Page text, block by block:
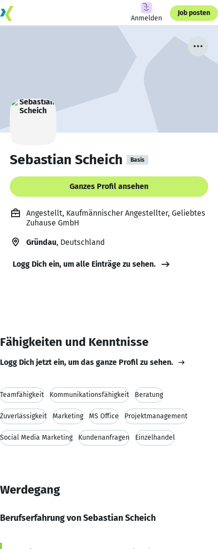
Anmelden
Job posten
Sebastian Scheich Basis
Ganzes Profil ansehen
Angestellt, Kaufmännischer Angestellter, Geliebtes
Zuhause GmbH
Gründau, Deutschland
Logg Dich ein, um alle Einträge zu sehen.
Fähigkeiten und Kenntnisse
Logg Dich jetzt ein, um das ganze Profil zu sehen.
Teamfähigkeit Kommunikationsfähigkeit Beratung
Zuverlässigkeit Marketing MS Office Projektmanagement
Social Media Marketing Kundenanfragen Einzelhandel
Werdegang
Berufserfahrung von Sebastian Scheich